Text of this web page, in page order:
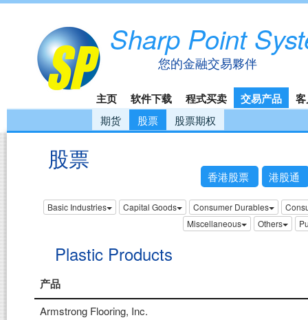
Sharp Point
您的金融交易夥伴
主页 软件下载 程式买卖 交易产品
期货 股票 股票期权
股票
香港股票 港股通
Basic Industries Capital Goods Consumer Durables
Miscellaneous
Others
Plastic Products
产品
Armstrong Flooring, Inc.